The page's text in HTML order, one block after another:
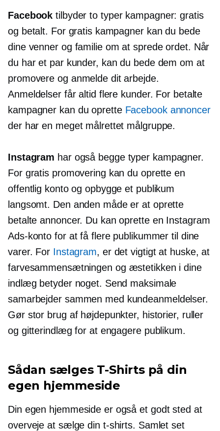
Facebook tilbyder to typer kampagner: gratis
og betalt. For gratis kampagner kan du bede
dine venner og familie om at sprede ordet. Når
du har et par kunder, kan du bede dem om at
promovere og anmelde dit arbejde.
Anmeldelser får altid flere kunder. For betalte
kampagner kan du oprette Facebook annoncer
der har en meget målrettet målgruppe.
Instagram har også begge typer kampagner.
For gratis promovering kan du oprette en
offentlig konto og opbygge et publikum
langsomt. Den anden måde er at oprette
betalte annoncer. Du kan oprette en Instagram
Ads-konto for at få flere publikummer til dine
varer. For Instagram, er det vigtigt at huske, at
farvesammensætningen og æstetikken i dine
indlæg betyder noget. Send maksimale
samarbejder sammen med kundeanmeldelser.
Gør stor brug af højdepunkter, historier, ruller
og gitterindlæg for at engagere publikum.
Sådan sælges T-Shirtspå din
egen hjemmeside
Din egen hjemmeside er også et godt sted at
overveje at sælge din t-shirts. Samlet set